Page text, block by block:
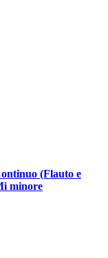
(Flauto e
minore